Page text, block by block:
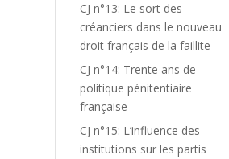
CJ n°13: Le sort des
créanciers dans le nouveau
droit français de la faillite
CJ n°14: Trente ans de
politique pénitentiaire
française
CJ n°15: L’influence des
institutions sur les partis